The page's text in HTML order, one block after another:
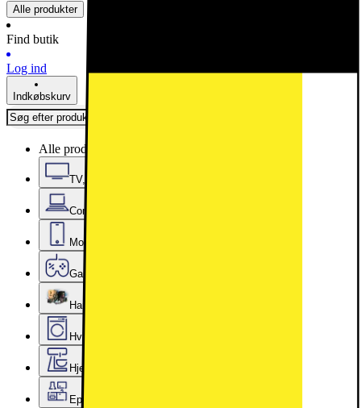
Alle produkter
Find butik
Log ind
Indkøbskurv
Alle produkter
TV, Lyd & Smart Home
Computer & Kontor
Mobil, Tablet & Smartwatch
Gaming
Hardware
Hvidevarer
Hjem, Rengøring & Køkkenudstyr
Epoq køkken & bryggers